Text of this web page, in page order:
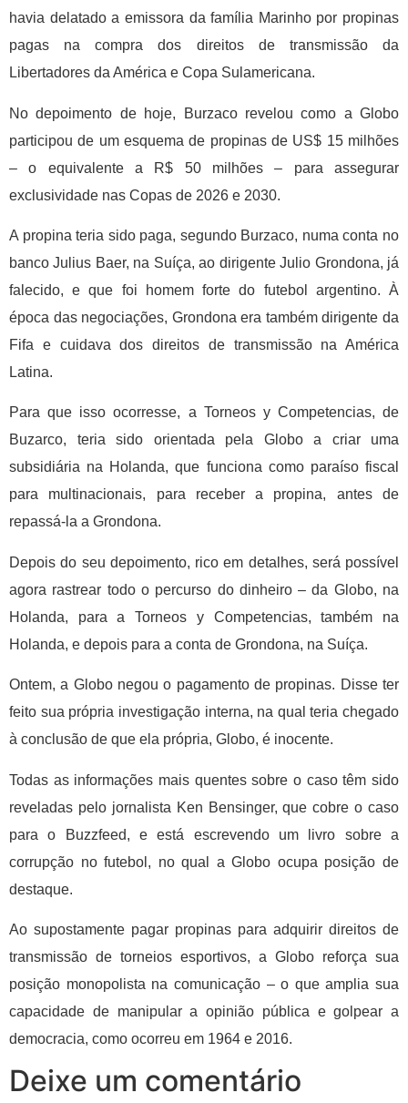
havia delatado a emissora da família Marinho por propinas
pagas na compra dos direitos de transmissão da
Libertadores da América e Copa Sulamericana.
No depoimento de hoje, Burzaco revelou como a Globo
participou de um esquema de propinas de US$ 15 milhões
– o equivalente a R$ 50 milhões – para assegurar
exclusividade nas Copas de 2026 e 2030.
A propina teria sido paga, segundo Burzaco, numa conta no
banco Julius Baer, na Suíça, ao dirigente Julio Grondona, já
falecido, e que foi homem forte do futebol argentino. À
época das negociações, Grondona era também dirigente da
Fifa e cuidava dos direitos de transmissão na América
Latina.
Para que isso ocorresse, a Torneos y Competencias, de
Buzarco, teria sido orientada pela Globo a criar uma
subsidiária na Holanda, que funciona como paraíso fiscal
para multinacionais, para receber a propina, antes de
repassá-la a Grondona.
Depois do seu depoimento, rico em detalhes, será possível
agora rastrear todo o percurso do dinheiro – da Globo, na
Holanda, para a Torneos y Competencias, também na
Holanda, e depois para a conta de Grondona, na Suíça.
Ontem, a Globo negou o pagamento de propinas. Disse ter
feito sua própria investigação interna, na qual teria chegado
à conclusão de que ela própria, Globo, é inocente.
Todas as informações mais quentes sobre o caso têm sido
reveladas pelo jornalista Ken Bensinger, que cobre o caso
para o Buzzfeed, e está escrevendo um livro sobre a
corrupção no futebol, no qual a Globo ocupa posição de
destaque.
Ao supostamente pagar propinas para adquirir direitos de
transmissão de torneios esportivos, a Globo reforça sua
posição monopolista na comunicação – o que amplia sua
capacidade de manipular a opinião pública e golpear a
democracia, como ocorreu em 1964 e 2016.
Deixe um comentário